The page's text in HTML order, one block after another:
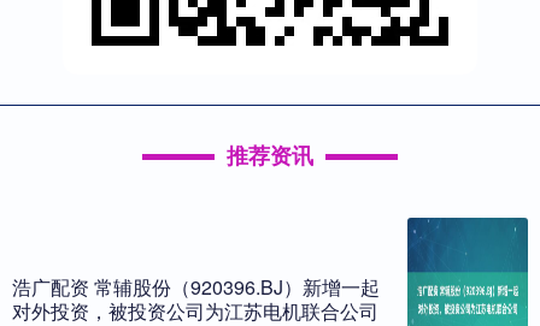
推荐资讯
浩广配资 常辅股份（920396.BJ）新增一起
对外投资，被投资公司为江苏电机联合公司